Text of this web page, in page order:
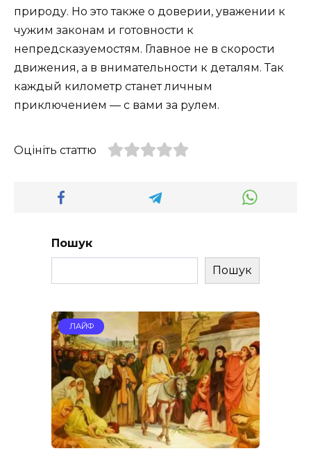
природу. Но это также о доверии, уважении к
чужим законам и готовности к
непредсказуемостям. Главное не в скорости
движения, а в внимательности к деталям. Так
каждый километр станет личным
приключением — с вами за рулем.
Оцініть статтю
Пошук
Пошук
ЛАЙФ